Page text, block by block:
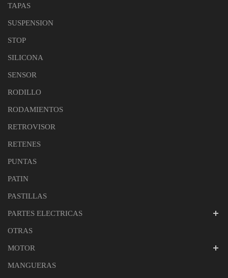
TAPAS
SUSPENSION
STOP
SILICONA
SENSOR
RODILLO
RODAMIENTOS
RETROVISOR
RETENES
PUNTAS
PATIN
PASTILLAS
PARTES ELECTRICAS
OTRAS
MOTOR
MANGUERAS